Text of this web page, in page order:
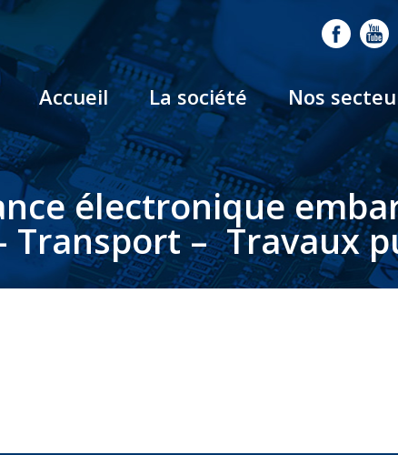
Accueil La société Nos
électronique
Transport – Travaux